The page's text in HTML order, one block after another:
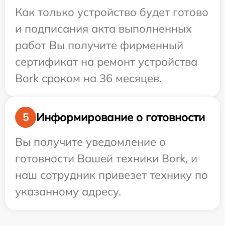
Как только устройство будет готово
и подписания акта выполненных
работ Вы получите фирменный
сертификат на ремонт устройства
Bork сроком на 36 месяцев.
5
Информирование о готовности
Вы получите уведомление о
готовности Вашей техники Bork, и
наш сотрудник привезет технику по
указанному адресу.